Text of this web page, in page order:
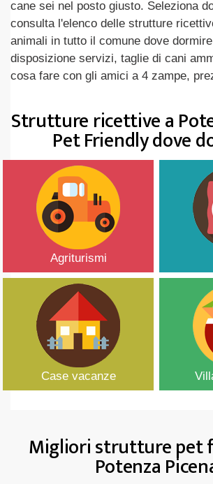
cane sei nel posto giusto. Seleziona
consulta l'elenco delle strutture
animali in tutto il comune dove
disposizione servizi, taglie di cani
cosa fare con gli amici a 4 zampe,
Strutture ricettive a
Pet Friendly dove
Agriturismi
Case vacanze
Migliori strutture pet
Potenza